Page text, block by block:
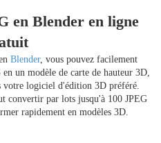
en Blender en ligne
Blender, vous pouvez facilement
un modèle de carte de hauteur 3D,
votre logiciel d'édition 3D préféré.
convertir par lots jusqu'à 100 JPEG
rapidement en modèles 3D.